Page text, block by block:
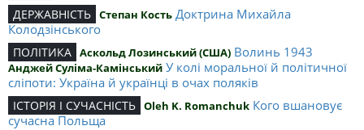
ДЕРЖАВНІСТЬ Степан Кость Доктрина Михайла
Колодзінського
ПОЛІТИКА Аскольд Лозинський (США) Волинь 1943
Анджей Суліма-Камінський У колі моральної й політичної
сліпоти: Україна й українці в очах поляків
ІСТОРІЯ І СУЧАСНІСТЬ Oleh K. Romanchuk Кого вшановує
сучасна Польща